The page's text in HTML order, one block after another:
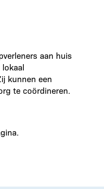
aan huis
kunnen een
te coördineren.